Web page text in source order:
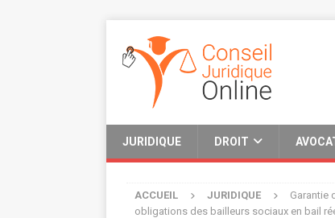
JURIDIQUE DROIT
ACCUEIL JURIDIQUE
Garantie
obligations des bailleurs sociaux en bail